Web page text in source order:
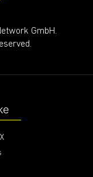
GmbH.